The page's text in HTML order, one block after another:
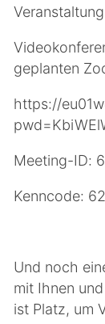
geplanten
https://
Meeting-ID:
Kenncode:
Und noch
mit Ihnen
ist Platz, um